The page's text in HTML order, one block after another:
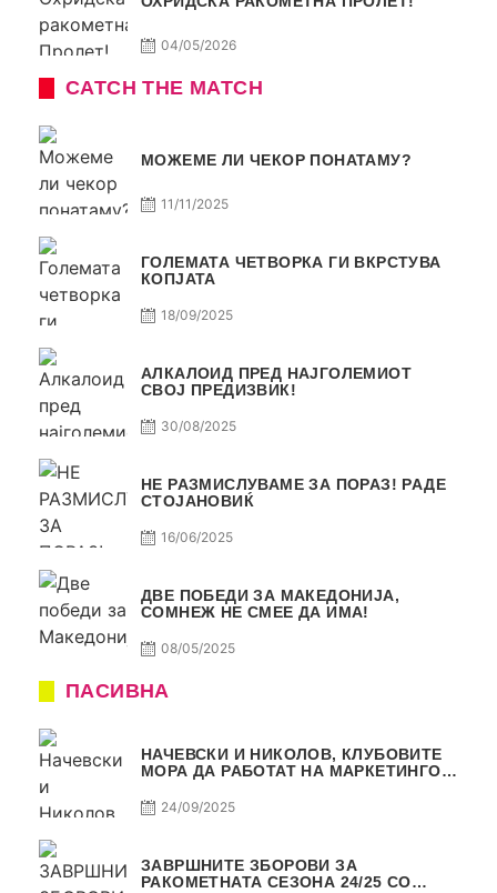
04/05/2026
CATCH THE MATCH
МОЖЕМЕ ЛИ ЧЕКОР ПОНАТАМУ?
11/11/2025
ГОЛЕМАТА ЧЕТВОРКА ГИ ВКРСТУВА
КОПЈАТА
18/09/2025
АЛКАЛОИД ПРЕД НАЈГОЛЕМИОТ
СВОЈ ПРЕДИЗВИК!
30/08/2025
НЕ РАЗМИСЛУВАМЕ ЗА ПОРАЗ! РАДЕ
СТОЈАНОВИЌ
16/06/2025
ДВЕ ПОБЕДИ ЗА МАКЕДОНИЈА,
СОМНЕЖ НЕ СМЕЕ ДА ИМА!
08/05/2025
ПАСИВНА
НАЧЕВСКИ И НИКОЛОВ, КЛУБОВИТЕ
МОРА ДА РАБОТАТ НА МАРКЕТИНГОТ,
24/09/2025
ЗАВРШНИТЕ ЗБОРОВИ ЗА
РАКОМЕТНАТА СЕЗОНА 24/25 СО